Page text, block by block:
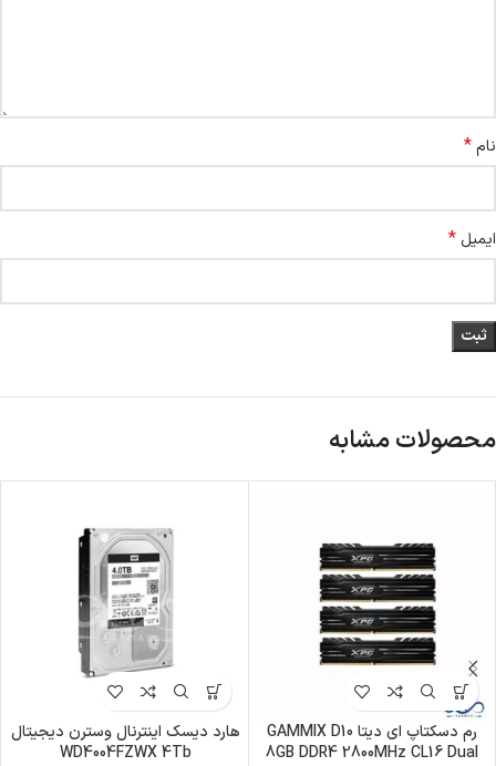
نام*
ایمیل *
محصولات مشابه
رم دسکتاپ ای دیتا GAMMIX D10
8GB DDR4 2800MHz CL16 Dual
هارد دیسک اینترنال وسترن دیجیتال
WD4004FZWX 4Tb